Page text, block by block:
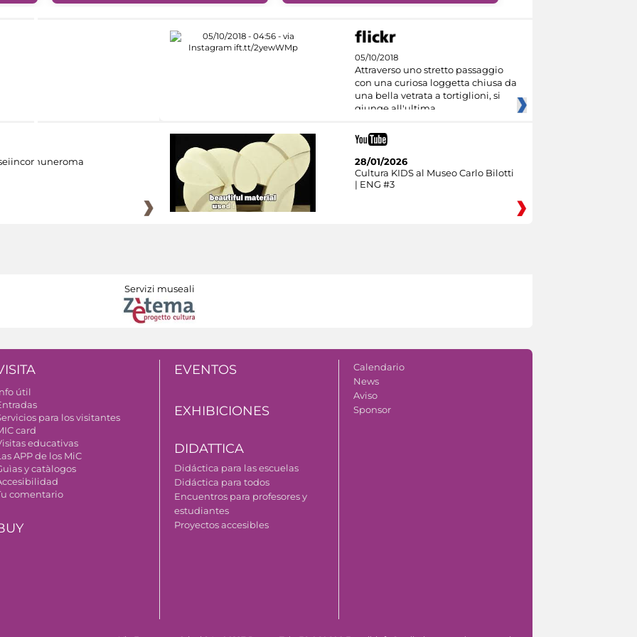
05/10/2018
Attraverso uno stretto passaggio
con una curiosa loggetta chiusa da
una bella vetrata a tortiglioni, si
giunge all'ultima
28/01/2026
Cultura KIDS al Museo Carlo Bilotti
| ENG #3
Servizi museali
útil
para los visitantes
card
educativas
APP de los MiC
y catàlogos
comentario
EVENTOS
EXHIBICIONES
DIDATTICA
Didáctica para las escuelas
Didáctica para todos
Encuentros para profesores y
estudiantes
Proyectos accesibles
Calendario
News
Aviso
Sponsor